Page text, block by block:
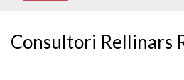
Consultori Rellinars